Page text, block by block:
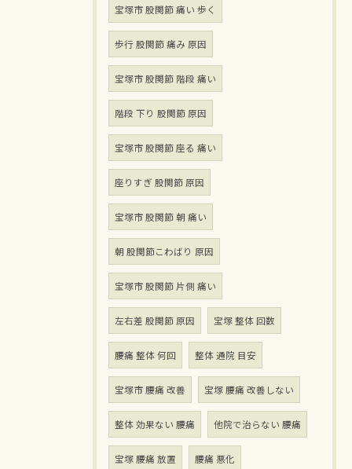
宝塚市 股関節 痛い 歩く
歩行 股関節 痛み 原因
宝塚市 股関節 階段 痛い
階段 下り 股関節 原因
宝塚市 股関節 座る 痛い
座りすぎ 股関節 原因
宝塚市 股関節 朝 痛い
朝 股関節こわばり 原因
宝塚市 股関節 片側 痛い
左右差 股関節 原因 宝塚 整体 回数
腰痛 整体 何回 整体 通院 目安
宝塚市 腰痛 改善 宝塚 腰痛 改善しない
整体 効果ない 腰痛 他院で治らない 腰痛
宝塚 腰痛 放置 腰痛 悪化